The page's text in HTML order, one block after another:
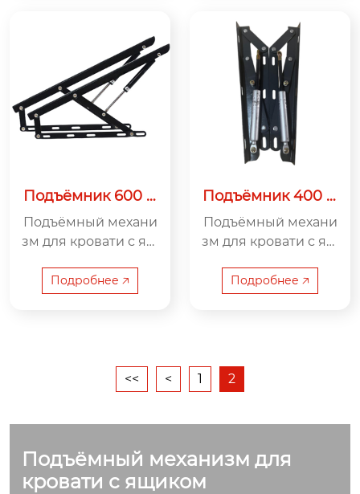
овати.
Подъёмник 600 м
Подъёмный механи
зм для кровати с ящ
г — надёжный помо
щник для организа
Подробнее 🡥
Подъёмник 400 м
Подъёмный механи
зм для кровати с ящ
г — идеальное реш
ение для организац
Подробнее 🡥
<< < 1 2
Подъёмный механизм для
кровати с ящиком